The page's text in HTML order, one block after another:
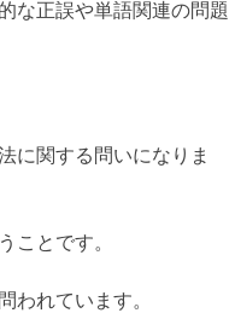
な正誤や単語関連の問題
に関する問いになりま
ことです。
われています。